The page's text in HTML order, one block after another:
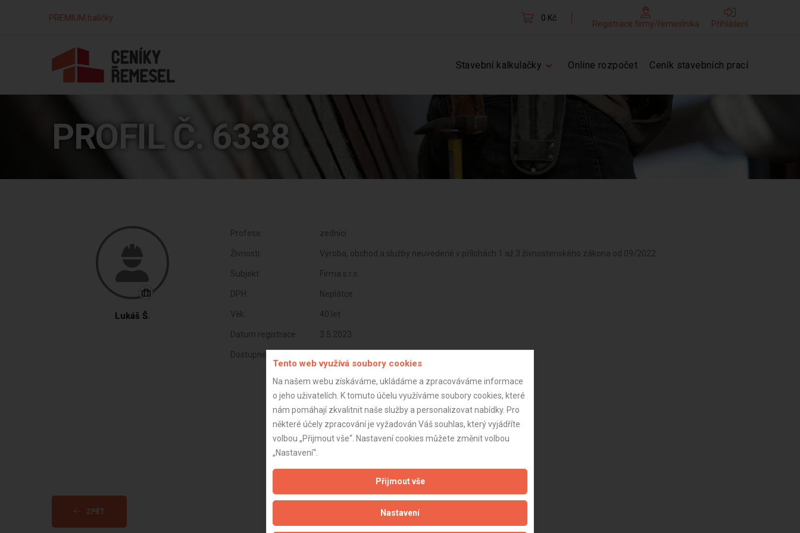
PREMIUM balíčky 0 Kč
Registrace firmy/řemeslníka Přihlášení
Stavební kalkulačky Online rozpočet Ceník stavebních prací
PROFIL Č. 6338
Lukáš Š.
Profese: zedníci
Živnosti: Výroba, obchod a služby neuvedené v přílohách 1 až 3 živnostenského zákona od 09/2022
Subjekt: Firma s.r.o.
DPH: Neplátce
Věk: 40 let
Datum registrace: 3.5.2023
Dostupnost:
ZPĚT Aktualizováno z portálu ARES dne 30.12.2023 04:45:14
Tento web využívá soubory cookies
Na našem webu získáváme, ukládáme a zpracováváme informace
o jeho uživatelích. K tomuto účelu využíváme soubory cookies, které
nám pomáhají zkvalitnit naše služby a personalizovat nabídky. Pro
některé účely zpracování je vyžadován Váš souhlas, který vyjádříte
volbou „Přijmout vše“. Nastavení cookies můžete změnit volbou
„Nastavení“.
Přijmout vše
Nastavení